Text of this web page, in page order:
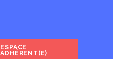
ESPACE
ADHÉRENT(E)